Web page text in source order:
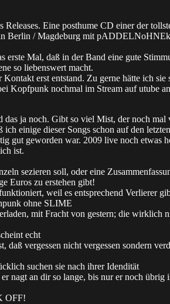
Eine posthume CD einer der
Berlin / Magdeburg mit
erste Mal, daß in der Band eine gute
so liebenswert macht.
erst entstand. Zu gerne hätte ich
Kopfpunk nochmal im Stream auf
ja noch. Gibt so viel Mist, der noch
einige dieser Songs schon auf den
gut geworden war. 2009 live noch
ist.
sezieren soll, oder eine
Euros zu erstehen gibt!
weil es entsprechend Verlierer
ohne SLIME
mit Fracht von gestern; die wirklich
echt
daß vergessen nicht vergessen sondern
suchen sie nach ihrer Idendität
nagt an dir so lange, bis nur er noch übrig
OFF!